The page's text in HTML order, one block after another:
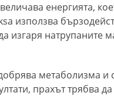
енергията,
използва
изгаря натрупаните
метаболизма и
прахът трябва